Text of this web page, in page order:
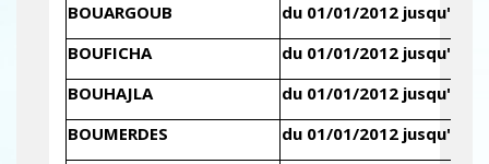
BOUARGOUB
du 01/01/2012 jusqu'au
BOUFICHA
du 01/01/2012 jusqu'au
BOUHAJLA
du 01/01/2012 jusqu'au
BOUMERDES
du 01/01/2012 jusqu'au